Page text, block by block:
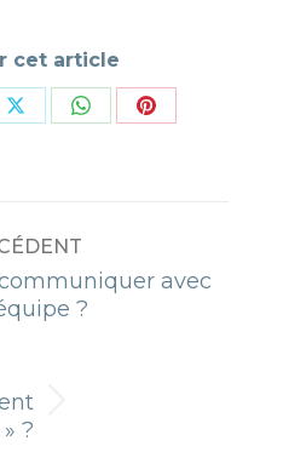
cet article
PartagerPartagerPartager
Article
précédent
avec
?
?